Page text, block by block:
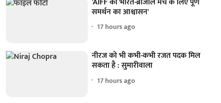
समर्थन का आश्वासन'
17 hours ago
नीरज को भी कभी-कभी रजत पदक मिल
सकता है : सुमारीवाला
17 hours ago